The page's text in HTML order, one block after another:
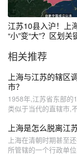
江苏10县入沪！上
“小”变“大”？区划
相关推荐
上海与江苏的辖区
市？
1958年,江苏省东部的
类似于当代的直辖市,
上海是怎么脱离江
上海在清朝时期甚至
所管辖的一个行政单